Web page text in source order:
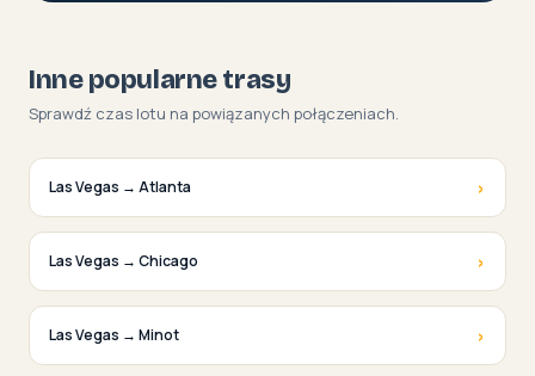
Inne popularne trasy
Sprawdź czas lotu na powiązanych połączeniach.
Las Vegas → Atlanta ›
Las Vegas → Chicago ›
Las Vegas → Minot ›